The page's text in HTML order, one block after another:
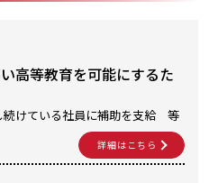
高等教育を可能にするた
続けている社員に補助を支給 等
詳細はこちら